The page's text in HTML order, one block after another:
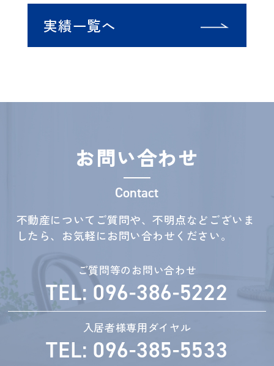
実績一覧へ
お問い合わせ
Contact
不動産についてご質問や、不明点などございま
したら、お気軽にお問い合わせください。
ご質問等のお問い合わせ
TEL: 096-386-5222
入居者様専用ダイヤル
TEL: 096-385-5533